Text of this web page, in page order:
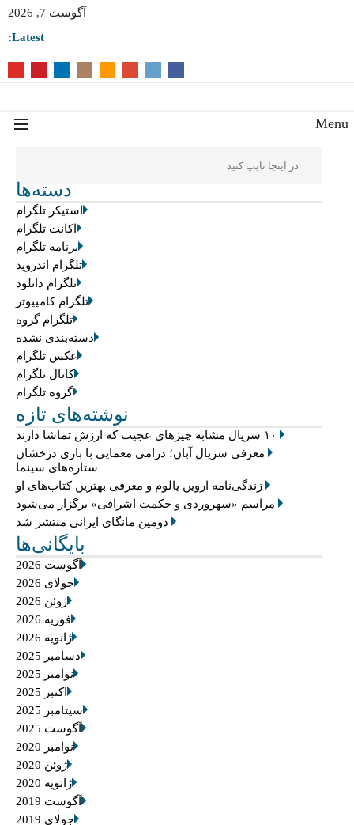
آگوست 7, 2026
Latest:
دسته‌ها
استیکر تلگرام
اکانت تلگرام
برنامه تلگرام
تلگرام اندروید
تلگرام دانلود
تلگرام کامپیوتر
تلگرام گروه
دسته‌بندی نشده
عکس تلگرام
کانال تلگرام
گروه تلگرام
نوشته‌های تازه
۱۰ سریال مشابه چیزهای عجیب که ارزش تماشا دارند
معرفی سریال آبان؛ درامی معمایی با بازی درخشان
ستاره‌های سینما
زندگی‌نامه اروین یالوم و معرفی بهترین کتاب‌های او
مراسم «سهروردی و حکمت اشراقی» برگزار می‌شود
دومین مانگای ایرانی منتشر شد
بایگانی‌ها
آگوست 2026
جولای 2026
ژوئن 2026
فوریه 2026
ژانویه 2026
دسامبر 2025
نوامبر 2025
اکتبر 2025
سپتامبر 2025
آگوست 2025
نوامبر 2020
ژوئن 2020
ژانویه 2020
آگوست 2019
جولای 2019